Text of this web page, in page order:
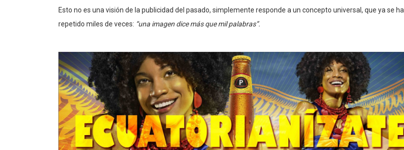
Esto no es una visión de la publicidad del pasado, simplemente responde a un concepto universal, que ya se ha
repetido miles de veces: “una imagen dice más que mil palabras”.